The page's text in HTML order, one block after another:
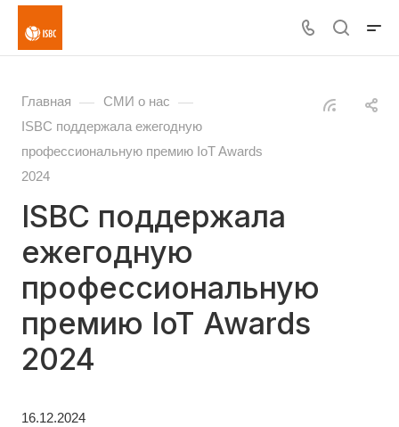
Главная — СМИ о нас —
ISBC поддержала ежегодную
профессиональную премию IoT Awards
2024
ISBC поддержала
ежегодную
профессиональную
премию IoT Awards
2024
16.12.2024